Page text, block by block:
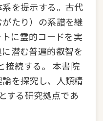
を提示する。古代
たり）の系譜を継
に霊的コードを実
潜む普遍的叡智を
接続する。 本書院
を探究し、人類精
する研究拠点であ